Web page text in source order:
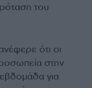
του
ότι οι
στην
για